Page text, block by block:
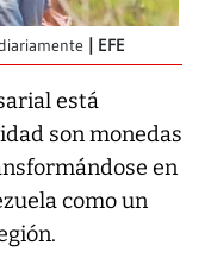
EFE
está
son monedas
en
como un